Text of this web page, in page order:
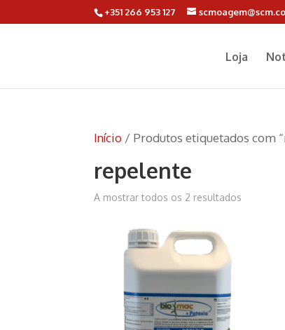
+351 266 953 127
Loja
Início / Produtos etiquetados com
repelente
A mostrar todos os 2 resultados